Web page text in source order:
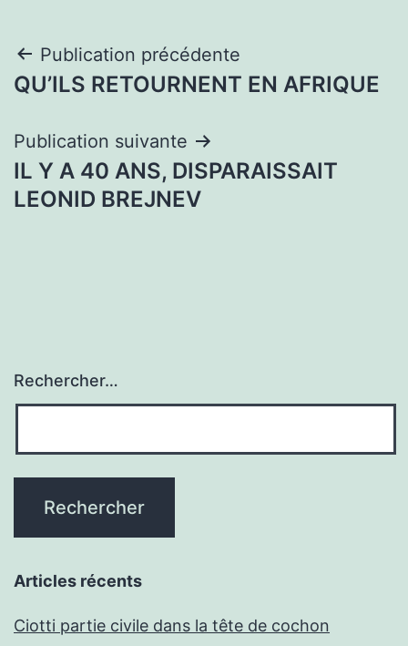
Navigation
de
l’article
Publication précédente
QU’ILS RETOURNENT EN AFRIQUE
Publication suivante
IL Y A 40 ANS, DISPARAISSAIT
LEONID BREJNEV
Rechercher…
Articles récents
Ciotti partie civile dans la tête de cochon